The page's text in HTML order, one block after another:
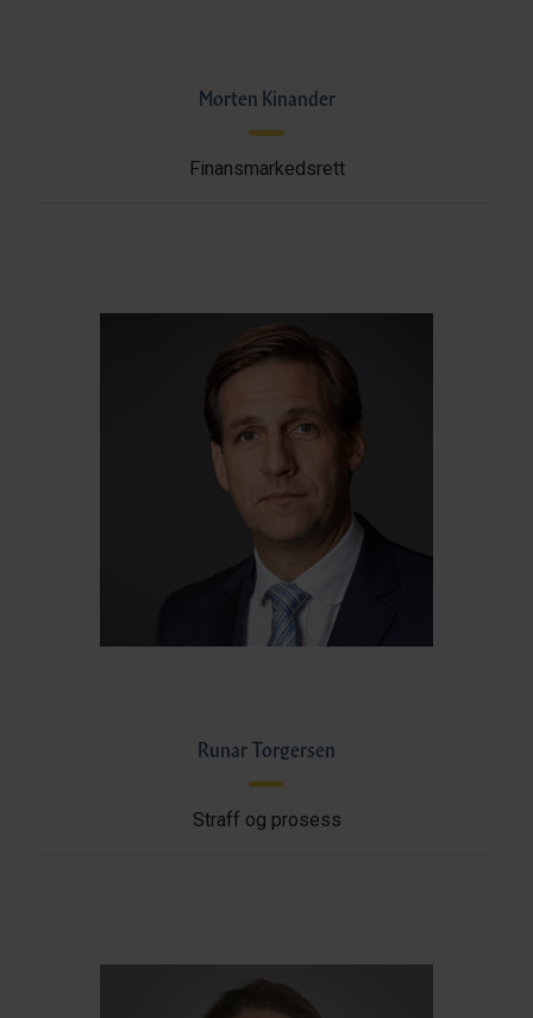
Morten Kinander
Finansmarkedsrett
Runar Torgersen
Straff og prosess